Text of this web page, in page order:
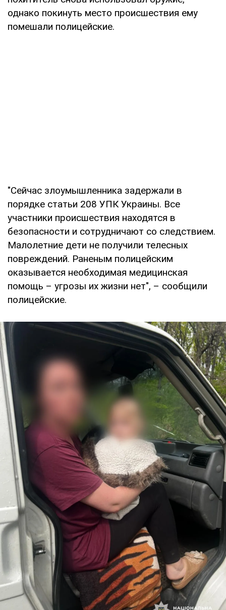
однако покинуть место происшествия ему
помешали полицейские.
"Сейчас злоумышленника задержали в
порядке статьи 208 УПК Украины. Все
участники происшествия находятся в
безопасности и сотрудничают со следствием.
Малолетние дети не получили телесных
повреждений. Раненым полицейским
оказывается необходимая медицинская
помощь – угрозы их жизни нет", – сообщили
полицейские.